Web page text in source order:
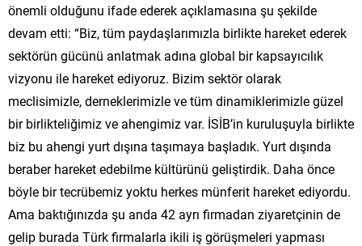
önemli olduğunu ifade ederek açıklamasına şu şekilde
devam etti: “Biz, tüm paydaşlarımızla birlikte hareket ederek
sektörün gücünü anlatmak adına global bir kapsayıcılık
vizyonu ile hareket ediyoruz. Bizim sektör olarak
meclisimizle, derneklerimizle ve tüm dinamiklerimizle güzel
bir birlikteliğimiz ve ahengimiz var. İSİB’in kuruluşuyla birlikte
biz bu ahengi yurt dışına taşımaya başladık. Yurt dışında
beraber hareket edebilme kültürünü geliştirdik. Daha önce
böyle bir tecrübemiz yoktu herkes münferit hareket ediyordu.
Ama baktığınızda şu anda 42 ayrı firmadan ziyaretçinin de
gelip burada Türk firmalarla ikili iş görüşmeleri yapması